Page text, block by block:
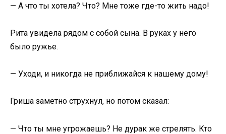
— А что ты хотела? Что? Мне тоже где-то жить надо!
Рита увидела рядом с собой сына. В руках у него
было ружье.
— Уходи, и никогда не приближайся к нашему дому!
Гриша заметно струхнул, но потом сказал:
— Что ты мне угрожаешь? Не дурак же стрелять. Кто